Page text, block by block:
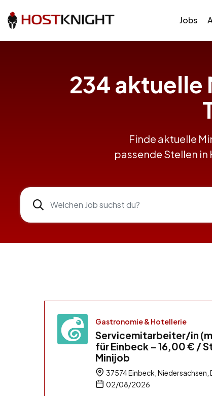
Jobs
234 aktuelle
Finde aktuelle
passende Stellen
Gastronomie & Hotellerie
Servicemitarbeiter/in
für Einbeck – 16,00 € /
Minijob
37574 Einbeck, Niedersachsen,
02/08/2026